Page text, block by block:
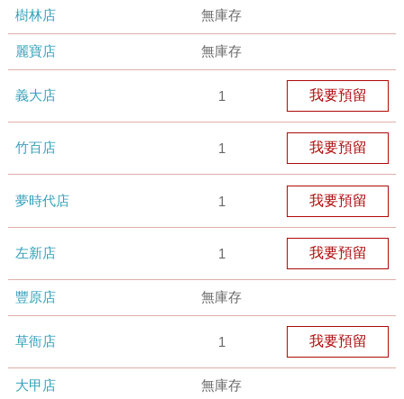
樹林店 無庫存
麗寶店 無庫存
義大店 1 我要預留
竹百店 1 我要預留
夢時代店 1 我要預留
左新店 1 我要預留
豐原店 無庫存
草衙店 1 我要預留
大甲店 無庫存